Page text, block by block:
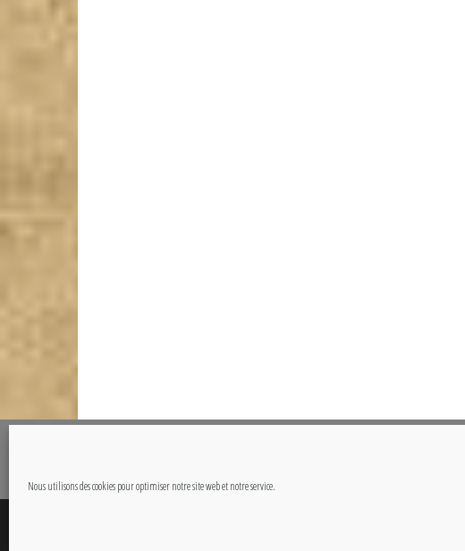
Nous utilisons des cookies pour optimiser notre site web et notre service.